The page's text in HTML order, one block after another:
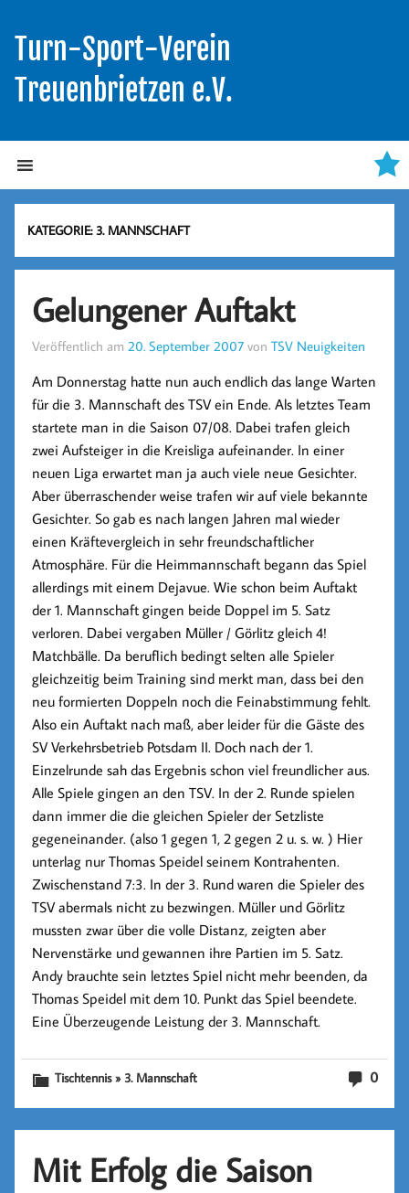
Turn-Sport-Verein
Treuenbrietzen e.V.
KATEGORIE:3. MANNSCHAFT
Gelungener Auftakt
Veröffentlich am20. September 2007 vonTSV Neuigkeiten
Am Donnerstag hatte nun auch endlich das lange Warten
für die 3. Mannschaft des TSV ein Ende. Als letztes Team
startete man in die Saison 07/08. Dabei trafen gleich
zwei Aufsteiger in die Kreisliga aufeinander. In einer
neuen Liga erwartet man ja auch viele neue Gesichter.
Aber überraschender weise trafen wir auf viele bekannte
Gesichter. So gab es nach langen Jahren mal wieder
einen Kräftevergleich in sehr freundschaftlicher
Atmosphäre. Für die Heimmannschaft begann das Spiel
allerdings mit einem Dejavue. Wie schon beim Auftakt
der 1. Mannschaft gingen beide Doppel im 5. Satz
verloren. Dabei vergaben Müller / Görlitz gleich 4!
Matchbälle. Da beruflich bedingt selten alle Spieler
gleichzeitig beim Training sind merkt man, dass bei den
neu formierten Doppeln noch die Feinabstimmung fehlt.
Also ein Auftakt nach maß, aber leider für die Gäste des
SV Verkehrsbetrieb Potsdam II. Doch nach der 1.
Einzelrunde sah das Ergebnis schon viel freundlicher aus.
Alle Spiele gingen an den TSV. In der 2. Runde spielen
dann immer die die gleichen Spieler der Setzliste
gegeneinander. (also 1 gegen 1, 2 gegen 2 u. s. w. ) Hier
unterlag nur Thomas Speidel seinem Kontrahenten.
Zwischenstand 7:3. In der 3. Rund waren die Spieler des
TSV abermals nicht zu bezwingen. Müller und Görlitz
mussten zwar über die volle Distanz, zeigten aber
Nervenstärke und gewannen ihre Partien im 5. Satz.
Andy brauchte sein letztes Spiel nicht mehr beenden, da
Thomas Speidel mit dem 10. Punkt das Spiel beendete.
Eine Überzeugende Leistung der 3. Mannschaft.
0
Tischtennis » 3. Mannschaft
Mit Erfolg die Saison